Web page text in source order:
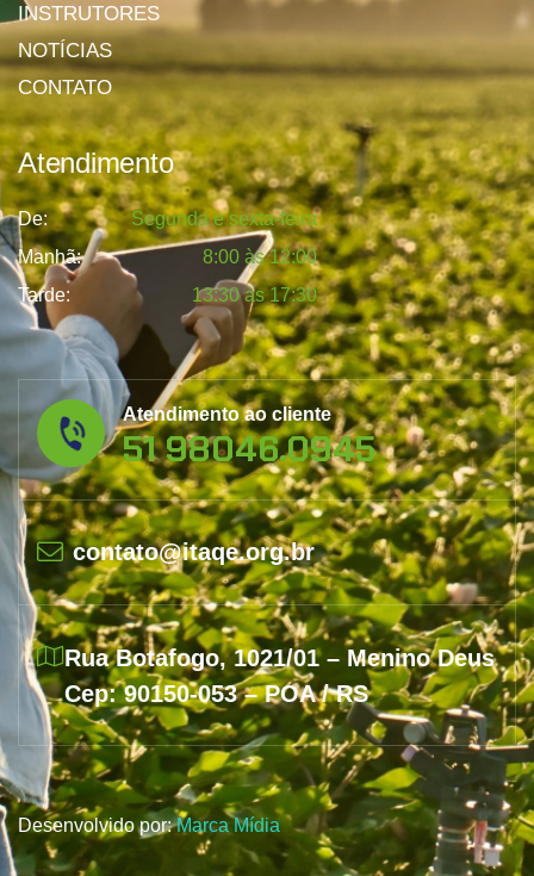
INSTRUTORES
NOTÍCIAS
CONTATO
Atendimento
De:
Segunda e sexta-feira
Manhã:
8:00 às 12:00
Tarde:
13:30 às 17:30
Atendimento ao cliente
51 98046.0945
contato@itaqe.org.br
Rua Botafogo, 1021/01 – Menino Deus
Cep: 90150-053 – POA / RS
Desenvolvido por:Marca Mídia